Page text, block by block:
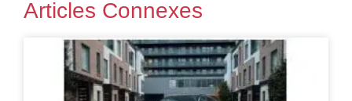
Articles Connexes